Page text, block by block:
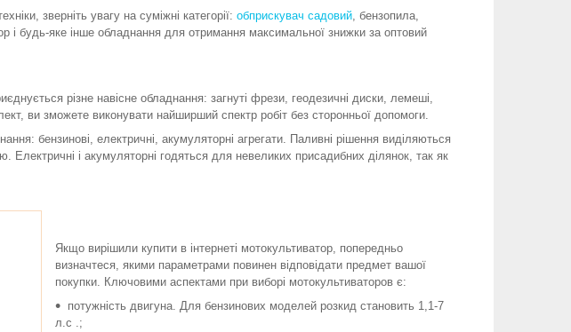
зверніть увагу на суміжні категорії: обприскувач садовий, бензопила,
і будь-яке інше обладнання для отримання максимальної знижки за оптовий
різне навісне обладнання: загнуті фрези, геодезичні диски, лемеші,
ви зможете виконувати найширший спектр робіт без сторонньої допомоги.
бензинові, електричні, акумуляторні агрегати. Паливні рішення виділяються
Електричні і акумуляторні годяться для невеликих присадибних ділянок, так як
Якщо вирішили купити в інтернеті мотокультиватор, попередньо
визначтеся, якими параметрами повинен відповідати предмет вашої
покупки. Ключовими аспектами при виборі мотокультиваторов є:
потужність двигуна. Для бензинових моделей розкид становить 1,1-7
л.с .;